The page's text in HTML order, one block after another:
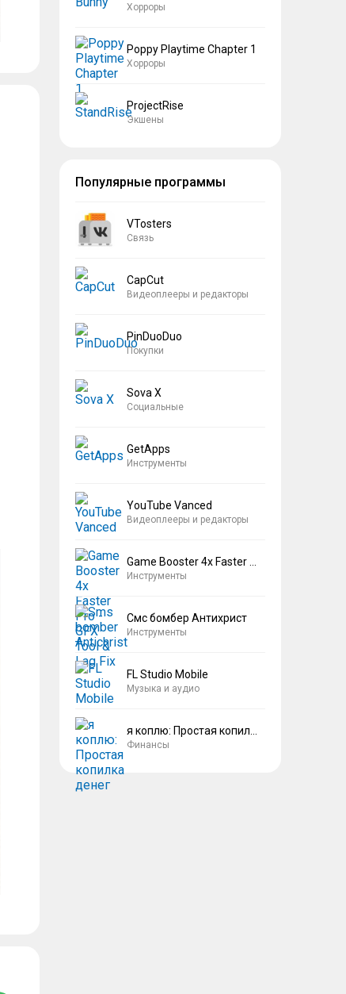
Хорроры
Poppy Playtime Chapter 1
Хорроры
ProjectRise
Экшены
Популярные программы
VTosters
Связь
CapCut
Видеоплееры и редакторы
PinDuoDuo
Покупки
Sova X
Социальные
GetApps
Инструменты
YouTube Vanced
Видеоплееры и редакторы
Инструменты
Смс бомбер Антихрист
Инструменты
FL Studio Mobile
Музыка и аудио
Финансы